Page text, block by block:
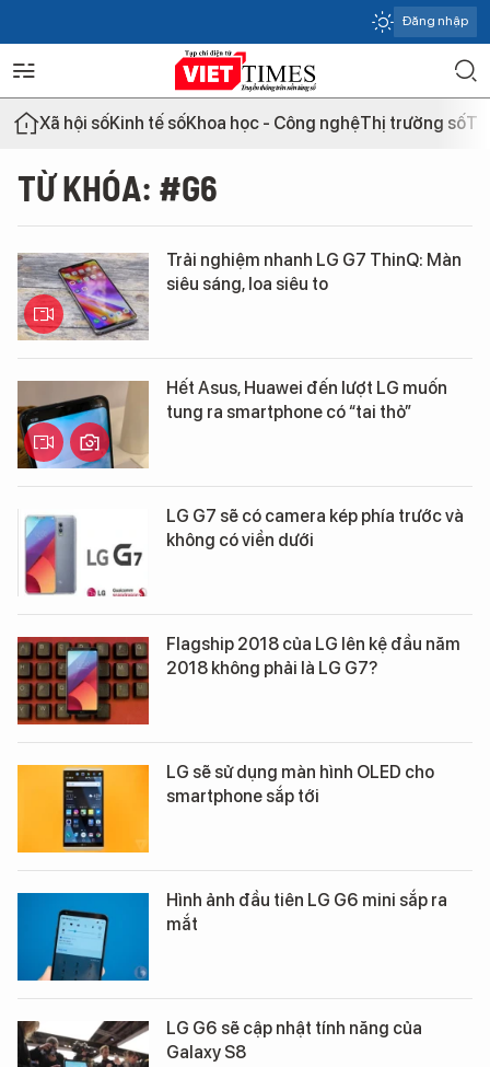
Đăng nhập
Xã hội sốKinh tế sốKhoa học - Công nghệThị trường số
TỪ KHÓA: #G6
Trải nghiệm nhanh LG G7 ThinQ: Màn
siêu sáng, loa siêu to
Hết Asus, Huawei đến lượt LG muốn
tung ra smartphone có “tai thỏ”
LG G7 sẽ có camera kép phía trước và
không có viền dưới
Flagship 2018 của LG lên kệ đầu năm
2018 không phải là LG G7?
LG sẽ sử dụng màn hình OLED cho
smartphone sắp tới
Hình ảnh đầu tiên LG G6 mini sắp ra
mắt
LG G6 sẽ cập nhật tính năng của
Galaxy S8